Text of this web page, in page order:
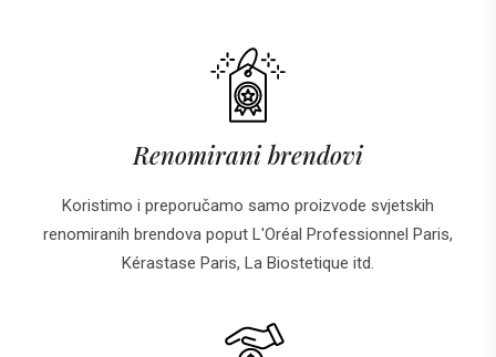
Renomirani brendovi
Koristimo i preporučamo samo proizvode svjetskih
renomiranih brendova poput L'Oréal Professionnel Paris,
Kérastase Paris, La Biostetique itd.